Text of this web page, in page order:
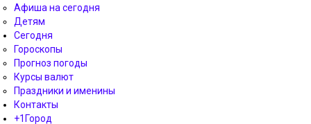
Афиша на сегодня
Детям
Сегодня
Гороскопы
Прогноз погоды
Курсы валют
Праздники и именины
Контакты
+1Город